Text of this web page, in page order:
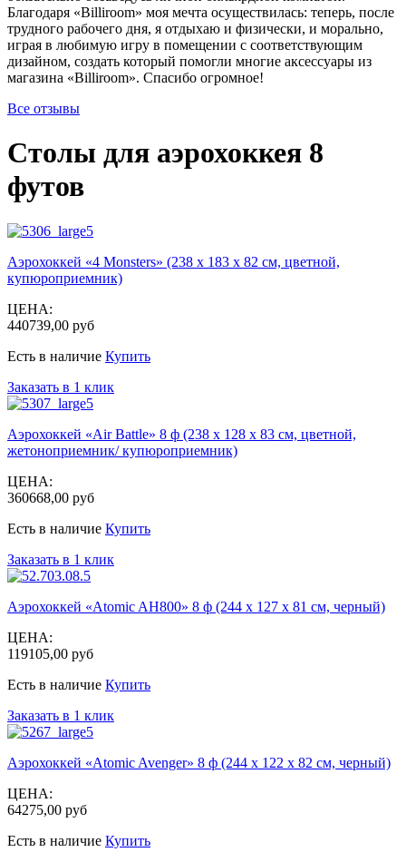
Благодаря «Billiroom» моя мечта осуществилась: теперь, после
трудного рабочего дня, я отдыхаю и физически, и морально,
играя в любимую игру в помещении с соответствующим
дизайном, создать который помогли многие аксессуары из
магазина «Billiroom». Спасибо огромное!
Все отзывы
Столы для аэрохоккея 8
футов
Аэрохоккей «4 Monsters» (238 х 183 х 82 см, цветной,
купюроприемник)
ЦЕНА:
440739,00 руб
Есть в наличие Купить
Заказать в 1 клик
Аэрохоккей «Air Battle» 8 ф (238 х 128 х 83 см, цветной,
жетоноприемник/ купюроприемник)
ЦЕНА:
360668,00 руб
Есть в наличие Купить
Заказать в 1 клик
Аэрохоккей «Atomic AH800» 8 ф (244 х 127 х 81 см, черный)
ЦЕНА:
119105,00 руб
Есть в наличие Купить
Заказать в 1 клик
Аэрохоккей «Atomic Avenger» 8 ф (244 х 122 х 82 см, черный)
ЦЕНА:
64275,00 руб
Есть в наличие Купить